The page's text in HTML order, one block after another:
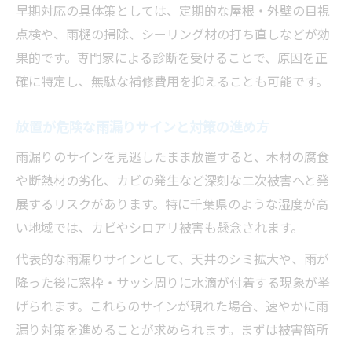
早期対応の具体策としては、定期的な屋根・外壁の目視
点検や、雨樋の掃除、シーリング材の打ち直しなどが効
果的です。専門家による診断を受けることで、原因を正
確に特定し、無駄な補修費用を抑えることも可能です。
雨漏りのサインを見逃したまま放置すると、木材の腐食
や断熱材の劣化、カビの発生など深刻な二次被害へと発
展するリスクがあります。特に千葉県のような湿度が高
い地域では、カビやシロアリ被害も懸念されます。
代表的な雨漏りサインとして、天井のシミ拡大や、雨が
降った後に窓枠・サッシ周りに水滴が付着する現象が挙
げられます。これらのサインが現れた場合、速やかに雨
漏り対策を進めることが求められます。まずは被害箇所